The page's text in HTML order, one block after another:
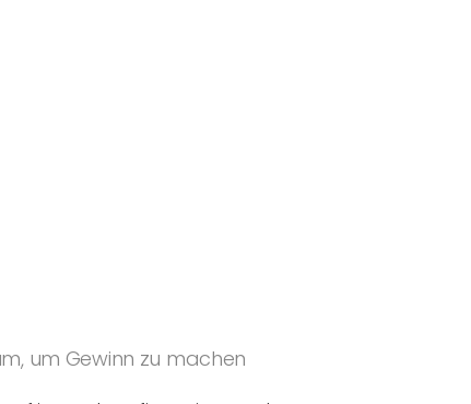
um Gewinn zu machen